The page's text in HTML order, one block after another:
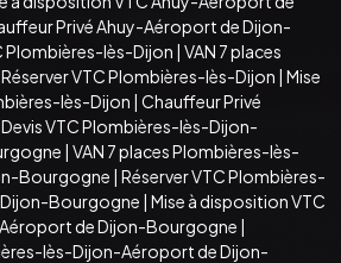
Privé Ahuy-Aéroport de Dijon-
Plombières-lès-Dijon | VAN 7 places
Réserver VTC Plombières-lès-Dijon | Mise
lès-Dijon | Chauffeur Privé
Devis VTC Plombières-lès-Dijon-
| VAN 7 places Plombières-lès-
Bourgogne | Réserver VTC Plombières-
Bourgogne | Mise à disposition VTC
de Dijon-Bourgogne |
lès-Dijon-Aéroport de Dijon-